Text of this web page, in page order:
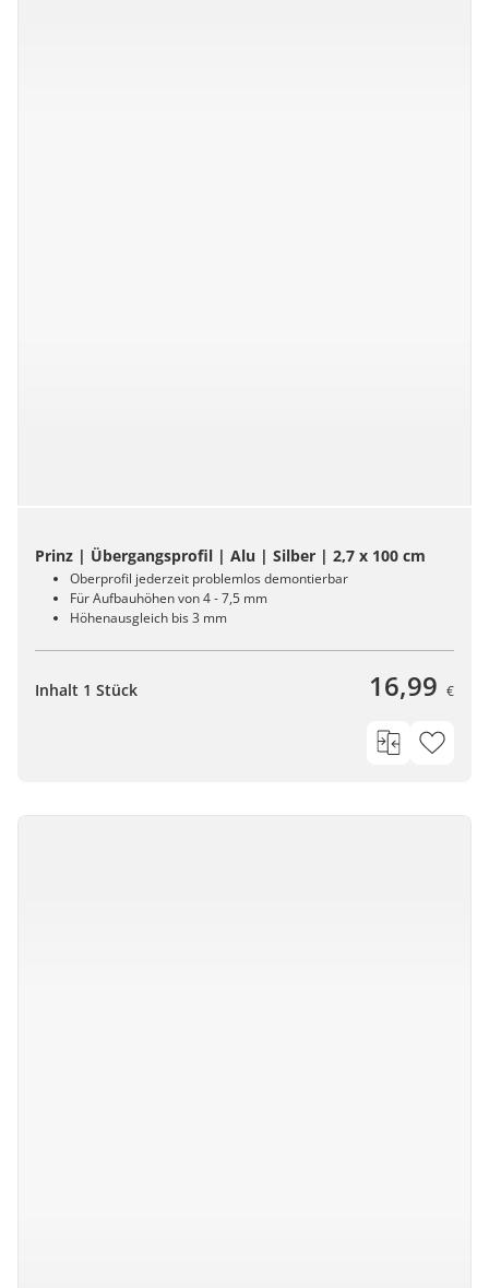
Prinz | Übergangsprofil | Alu | Silber | 2,7 x 100 cm
Oberprofil jederzeit problemlos demontierbar
Für Aufbauhöhen von 4 - 7,5 mm
Höhenausgleich bis 3 mm
Inhalt 1 Stück 16,99 €